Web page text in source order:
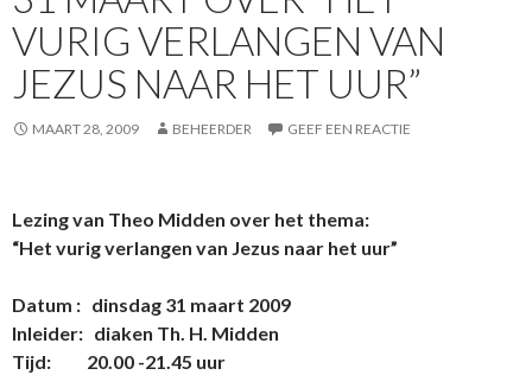
VURIG VERLANGEN VAN
JEZUS NAAR HET UUR”
MAART 28, 2009 BEHEERDER GEEF EEN REACTIE
Lezing van Theo Midden over het thema:
“Het vurig verlangen van Jezus naar het uur”
Datum : dinsdag 31 maart 2009
Inleider: diaken Th. H. Midden
Tijd: 20.00 -21.45 uur